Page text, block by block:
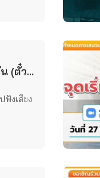
(ตั๋ว
ฟังเสียง